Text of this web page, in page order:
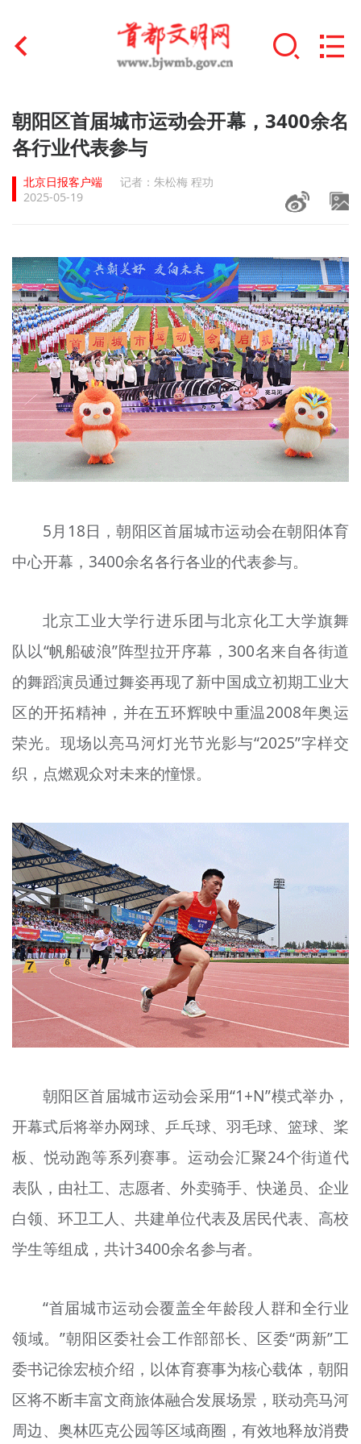
首页
文明创建
文明实践
未成年人思想道德建设
榜样人物
+
身边好人
文明评论
北京宣传文化引导基金
宣传思想文化人才
资料库
+
朝阳区首届城市运动会开幕，3400余名
各行业代表参与
北京日报客户端
记者：朱松梅 程功
2025-05-19
5月18日，朝阳区首届城市运动会在朝阳体育
中心开幕，3400余名各行各业的代表参与。
北京工业大学行进乐团与北京化工大学旗舞
队以“帆船破浪”阵型拉开序幕，300名来自各街道
的舞蹈演员通过舞姿再现了新中国成立初期工业大
区的开拓精神，并在五环辉映中重温2008年奥运
荣光。现场以亮马河灯光节光影与“2025”字样交
织，点燃观众对未来的憧憬。
朝阳区首届城市运动会采用“1+N”模式举办，
开幕式后将举办网球、乒乓球、羽毛球、篮球、桨
板、悦动跑等系列赛事。运动会汇聚24个街道代
表队，由社工、志愿者、外卖骑手、快递员、企业
白领、环卫工人、共建单位代表及居民代表、高校
学生等组成，共计3400余名参与者。
“首届城市运动会覆盖全年龄段人群和全行业
领域。”朝阳区委社会工作部部长、区委“两新”工
委书记徐宏桢介绍，以体育赛事为核心载体，朝阳
区将不断丰富文商旅体融合发展场景，联动亮马河
周边、奥林匹克公园等区域商圈，有效地释放消费